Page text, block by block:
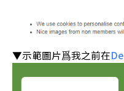
▼示範圖片爲我之前在